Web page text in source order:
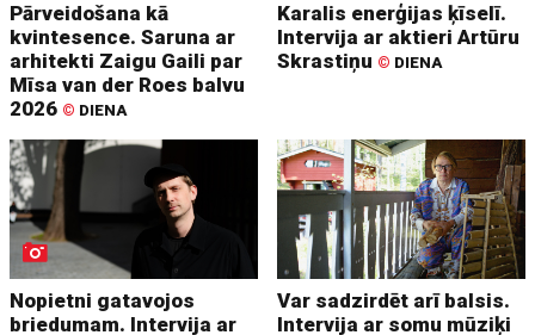
Pārveidošana kā
kvintesence. Saruna ar
arhitekti Zaigu Gaili par
Mīsa van der Roes balvu
2026 © DIENA
Karalis enerģijas ķīselī.
Intervija ar aktieri Artūru
Skrastiņu © DIENA
Nopietni gatavojos
briedumam. Intervija ar
Var sadzirdēt arī balsis.
Intervija ar somu mūziķi